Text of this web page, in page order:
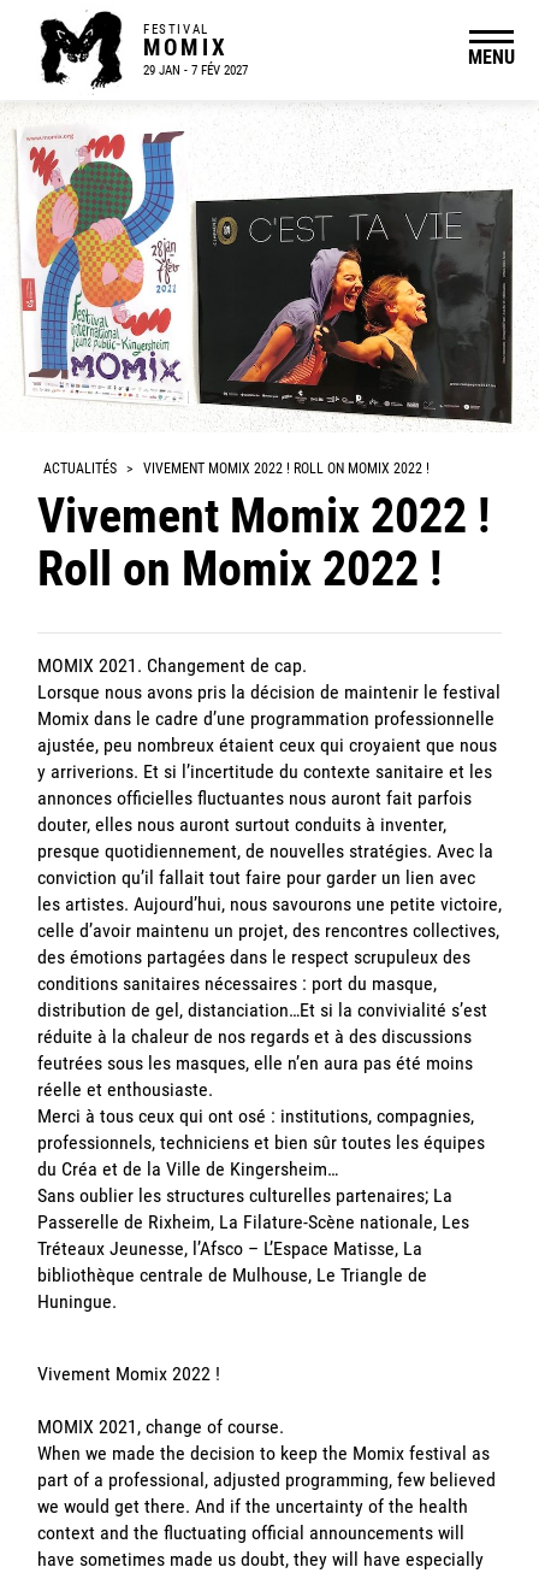
FESTIVAL
MOMIX
29 JAN - 7 FÉV 2027
MENU
ACTUALITÉS > VIVEMENT MOMIX 2022 ! ROLL ON MOMIX 2022 !
Vivement Momix 2022 !
Roll on Momix 2022 !
MOMIX 2021. Changement de cap.
Lorsque nous avons pris la décision de maintenir le festival
Momix dans le cadre d’une programmation professionnelle
ajustée, peu nombreux étaient ceux qui croyaient que nous
y arriverions. Et si l’incertitude du contexte sanitaire et les
annonces officielles fluctuantes nous auront fait parfois
douter, elles nous auront surtout conduits à inventer,
presque quotidiennement, de nouvelles stratégies. Avec la
conviction qu’il fallait tout faire pour garder un lien avec
les artistes. Aujourd’hui, nous savourons une petite victoire,
celle d’avoir maintenu un projet, des rencontres collectives,
des émotions partagées dans le respect scrupuleux des
conditions sanitaires nécessaires : port du masque,
distribution de gel, distanciation…Et si la convivialité s’est
réduite à la chaleur de nos regards et à des discussions
feutrées sous les masques, elle n’en aura pas été moins
réelle et enthousiaste.
Merci à tous ceux qui ont osé : institutions, compagnies,
professionnels, techniciens et bien sûr toutes les équipes
du Créa et de la Ville de Kingersheim…
Sans oublier les structures culturelles partenaires; La
Passerelle de Rixheim, La Filature-Scène nationale, Les
Tréteaux Jeunesse, l’Afsco – L’Espace Matisse, La
bibliothèque centrale de Mulhouse, Le Triangle de
Huningue.
Vivement Momix 2022 !
MOMIX 2021, change of course.
When we made the decision to keep the Momix festival as
part of a professional, adjusted programming, few believed
we would get there. And if the uncertainty of the health
context and the fluctuating official announcements will
have sometimes made us doubt, they will have especially